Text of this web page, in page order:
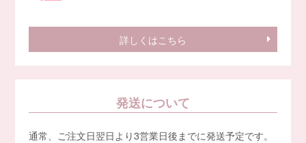
詳しくはこちら
発送について
通常、ご注文日翌日より3営業日後までに発送予定です。